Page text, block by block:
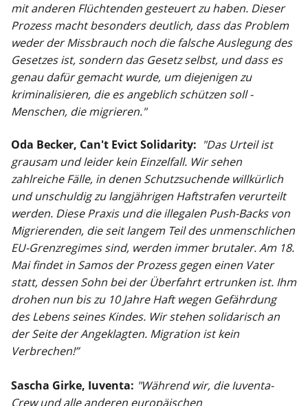
mit anderen Flüchtenden gesteuert zu haben. Dieser
Prozess macht besonders deutlich, dass das Problem
weder der Missbrauch noch die falsche Auslegung des
Gesetzes ist, sondern das Gesetz selbst, und dass es
genau dafür gemacht wurde, um diejenigen zu
kriminalisieren, die es angeblich schützen soll -
Menschen, die migrieren."
Oda Becker, Can't Evict Solidarity: "Das Urteil ist
grausam und leider kein Einzelfall. Wir sehen
zahlreiche Fälle, in denen Schutzsuchende willkürlich
und unschuldig zu langjährigen Haftstrafen verurteilt
werden. Diese Praxis und die illegalen Push-Backs von
Migrierenden, die seit langem Teil des unmenschlichen
EU-Grenzregimes sind, werden immer brutaler. Am 18.
Mai findet in Samos der Prozess gegen einen Vater
statt, dessen Sohn bei der Überfahrt ertrunken ist. Ihm
drohen nun bis zu 10 Jahre Haft wegen Gefährdung
des Lebens seines Kindes. Wir stehen solidarisch an
der Seite der Angeklagten. Migration ist kein
Verbrechen!”
Sascha Girke, Iuventa: "Während wir, die Iuventa-
Crew und alle anderen europäischen